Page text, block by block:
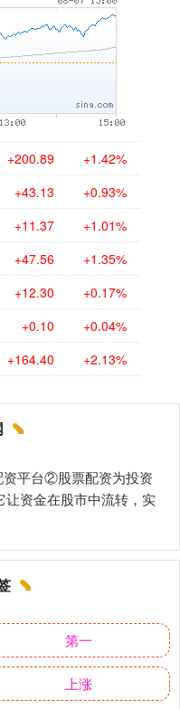
+200.89 +1.42%
+43.13 +0.93%
+11.37 +1.01%
+47.56 +1.35%
+12.30 +0.17%
+0.10 +0.04%
+164.40 +2.13%
资平台②股票配资为投资
资金在股市中流转，实
第一
上涨